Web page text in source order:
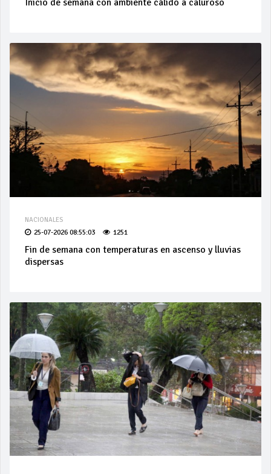
Inicio de semana con ambiente cálido a caluroso
NACIONALES
25-07-2026 08:55:03 1251
Fin de semana con temperaturas en ascenso y lluvias
dispersas